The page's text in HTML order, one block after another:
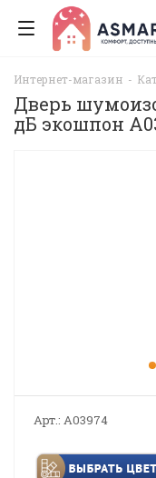
Интернет-магазин -
Дверь
дБ экошпон
Арт.: A03974